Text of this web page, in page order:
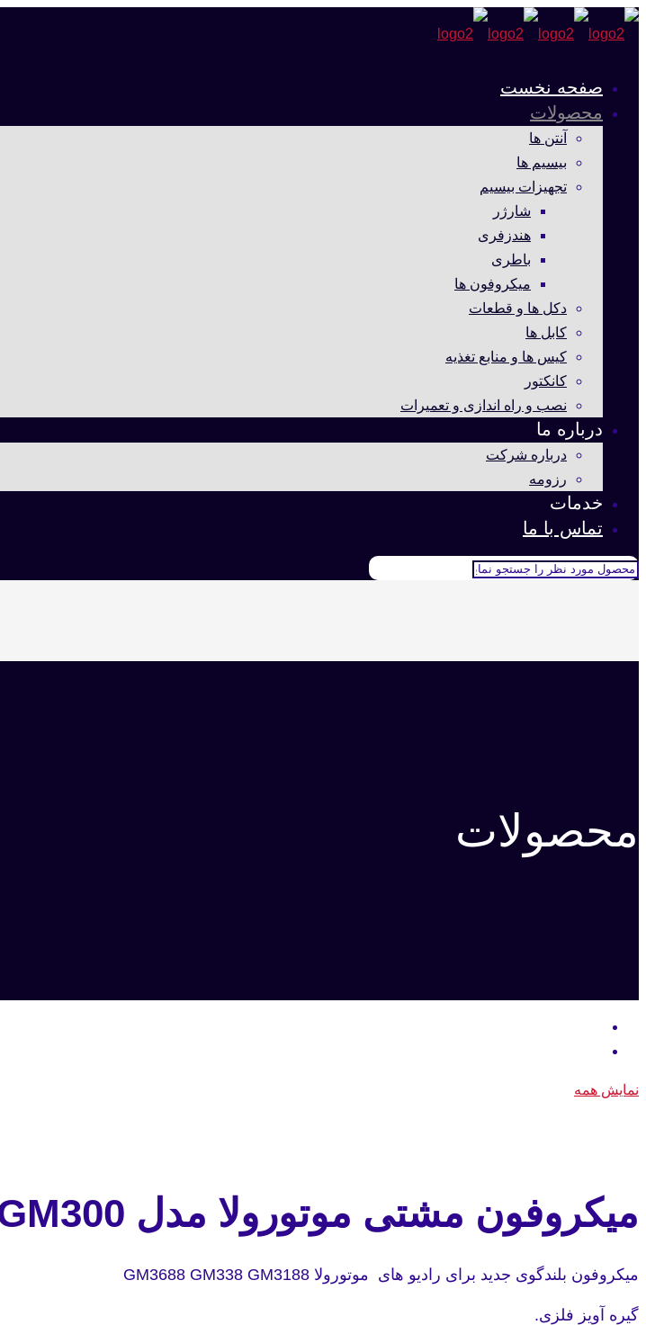
صفحه نخست
محصولات
آنتن ها
بیسیم ها
تجهیزات بیسیم
شارژر
هندزفری
باطری
میکروفون ها
دکل ها و قطعات
کابل ها
کیس ها و منابع تغذیه
کانکتور
نصب و راه اندازی و تعمیرات
درباره ما
درباره شرکت
رزومه
خدمات
تماس با ما
محصولات
نمایش همه
میکروفون مشتی موتورولا مدل GM300
میکروفون بلندگوی جدید برای رادیو های موتورولا GM3688 GM338 GM3188
گیره آویز فلزی.